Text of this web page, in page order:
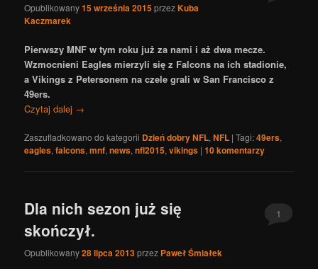
Opublikowany15 września 2015przezKuba
Kaczmarek
Pierwszy MNF w tym roku już za nami i aż dwa mecze.
Wzmocnieni Eagles mierzyli się z Falcons na ich stadionie,
a Vikings z Petersonem na czele grali w San Francisco z
49ers.
Czytaj dalej →
Zaszufladkowano do kategorii Dzień dobry NFL,NFL |Tagi:49ers,
eagles,falcons,mnf,news,nfl2015,vikings |10komentarzy
Dla nich sezon już się
skończył.
Opublikowany28 lipca 2013przez Paweł Śmiałek
1